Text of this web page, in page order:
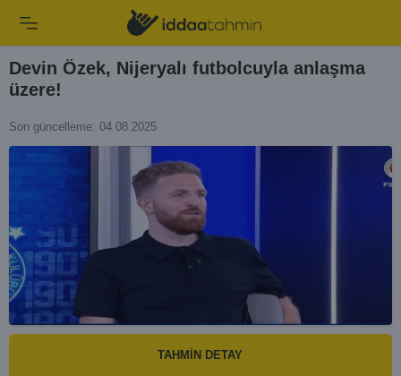
Devin Özek, Nijeryalı futbolcuyla anlaşma
üzere!
Son güncelleme: 04.08.2025
TAHMİN DETAY